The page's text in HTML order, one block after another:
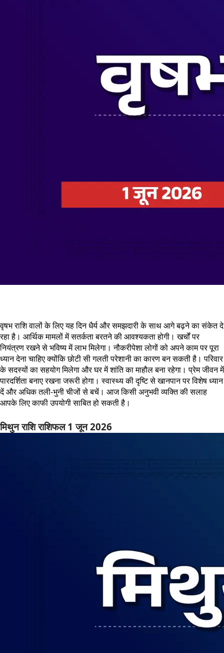
वृषभ राशि वालों के लिए यह दिन धैर्य और समझदारी के साथ आगे बढ़ने का संकेत दे
रहा है। आर्थिक मामलों में सतर्कता बरतने की आवश्यकता होगी। खर्चों पर
नियंत्रण रखने से भविष्य में लाभ मिलेगा। नौकरीपेशा लोगों को अपने काम पर पूरा
ध्यान देना चाहिए क्योंकि छोटी सी गलती परेशानी का कारण बन सकती है। परिवार
के सदस्यों का सहयोग मिलेगा और घर में शांति का माहौल बना रहेगा। प्रेम जीवन में
पारदर्शिता बनाए रखना जरूरी होगा। स्वास्थ्य की दृष्टि से खानपान पर विशेष ध्यान
दें और अधिक तली-भुनी चीजों से बचें। आज किसी अनुभवी व्यक्ति की सलाह
आपके लिए काफी उपयोगी साबित हो सकती है।
मिथुन राशि राशिफल 1 जून 2026